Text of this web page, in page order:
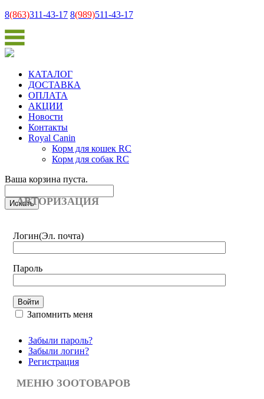
8(863)311-43-17 8(989)511-43-17
КАТАЛОГ
ДОСТАВКА
ОПЛАТА
АКЦИИ
Новости
Контакты
Royal Canin
Корм для кошек RC
Корм для собак RC
Ваша корзина пуста.
АВТОРИЗАЦИЯ
Логин(Эл. почта)
Пароль
Запомнить меня
Забыли пароль?
Забыли логин?
Регистрация
МЕНЮ ЗООТОВАРОВ